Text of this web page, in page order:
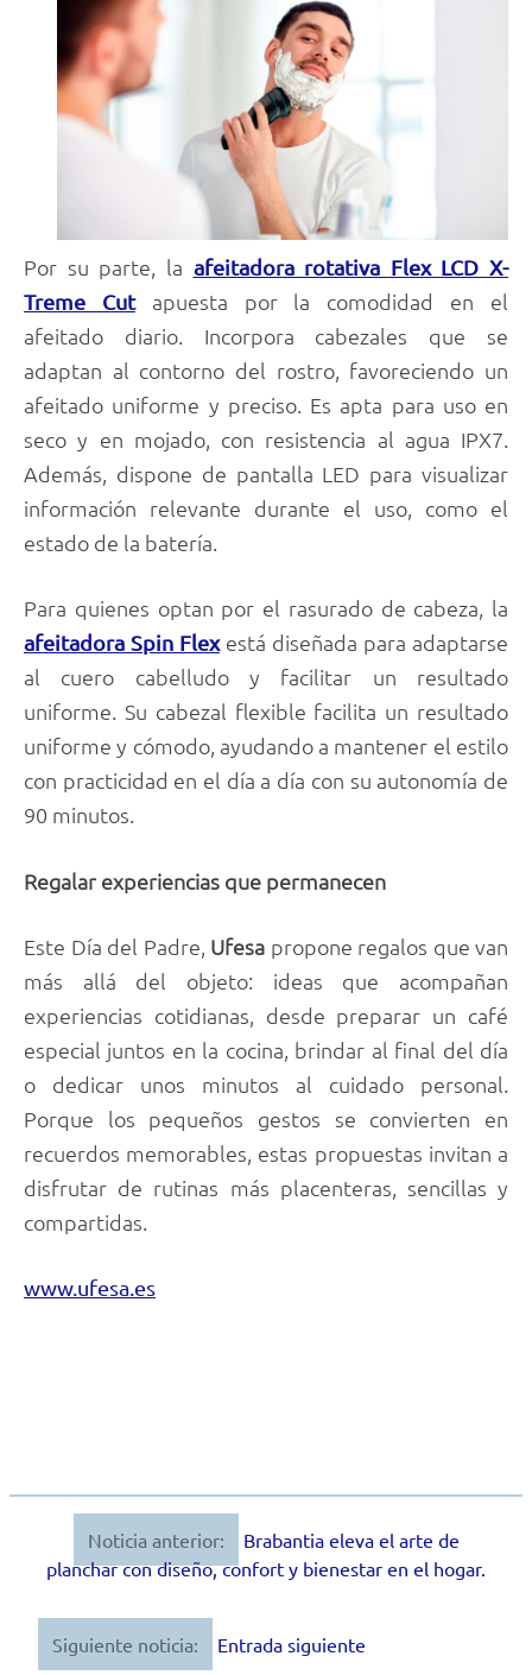
Por su parte, la afeitadora rotativa Flex LCD X-
Treme Cutapuesta por la comodidad en el
afeitado diario. Incorpora cabezales que se
adaptan al contorno del rostro, favoreciendo un
afeitado uniforme y preciso. Es apta para uso en
seco y en mojado, con resistencia al agua IPX7.
Además, dispone de pantalla LED para visualizar
información relevante durante el uso, como el
estado de la batería.
Para quienes optan por el rasurado de cabeza, la
afeitadora Spin Flexestá diseñada para adaptarse
al cuero cabelludo y facilitar un resultado
uniforme. Su cabezal flexible facilita un resultado
uniforme y cómodo, ayudando a mantener el estilo
con practicidad en el día a día con su autonomía de
90 minutos.
Regalar experiencias que permanecen
Este Día del Padre, Ufesa propone regalos que van
más allá del objeto: ideas que acompañan
experiencias cotidianas, desde preparar un café
especial juntos en la cocina, brindar al final del día
o dedicar unos minutos al cuidado personal.
Porque los pequeños gestos se convierten en
recuerdos memorables, estas propuestas invitan a
disfrutar de rutinas más placenteras, sencillas y
compartidas.
www.ufesa.es
Navegación
entradas
Noticia anterior:
Brabantia eleva el arte de
planchar con diseño, confort y bienestar en el hogar.
Siguiente noticia: Entrada siguiente